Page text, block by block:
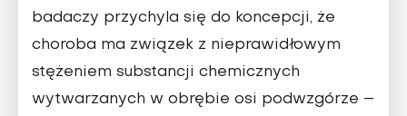
badaczy przychyla się do koncepcji, że
choroba ma związek z nie­prawidłowym
stężeniem substancji chemicznych
wytwarzanych w obrębie osi podwzgórze –